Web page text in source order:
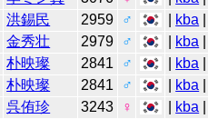
洪錫民 2959 ♂ kba
金秀壮 2979 ♂ kba
朴映璨 2841 ♂ kba
朴映璨 2841 ♂ kba
呉侑珍 3243 ♀ kba